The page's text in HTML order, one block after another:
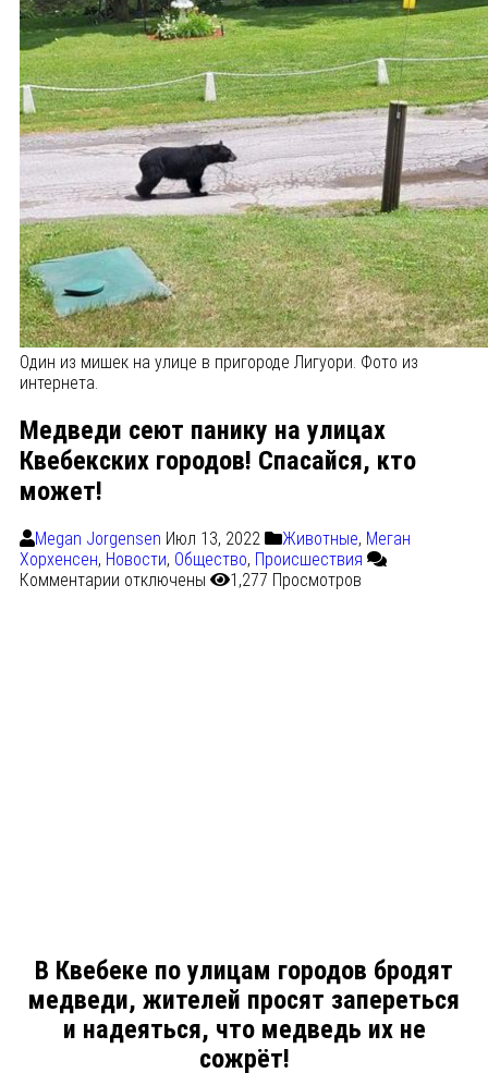
Один из мишек на улице в пригороде Лигуори. Фото из
интернета.
Медведи сеют панику на улицах
Квебекских городов! Спасайся, кто
может!
Megan Jorgensen Июл 13, 2022 Животные, Меган
Хорхенсен, Новости, Общество, Происшествия
Комментарии отключены 1,277 Просмотров
В Квебеке по улицам городов бродят
медведи, жителей просят запереться
и надеяться, что медведь их не
сожрёт!